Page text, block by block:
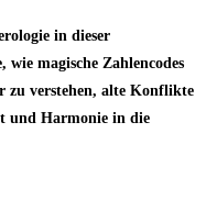
in dieser
wie magische Zahlencodes
zu verstehen, alte Konflikte
und Harmonie in die